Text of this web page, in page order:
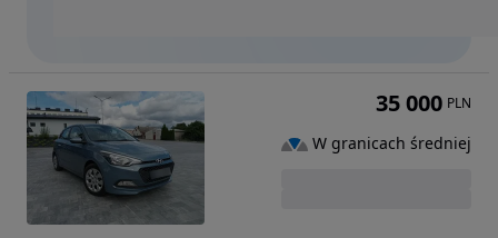
35 000 PLN
W granicach średniej